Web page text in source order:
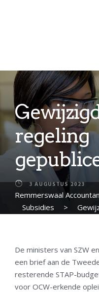
regeling
3 AUGUSTUS 2023
Remmerswaal
Subsidies
>
De ministers van SZW
een brief aan de
resterende STAP-
voor OCW-erkende